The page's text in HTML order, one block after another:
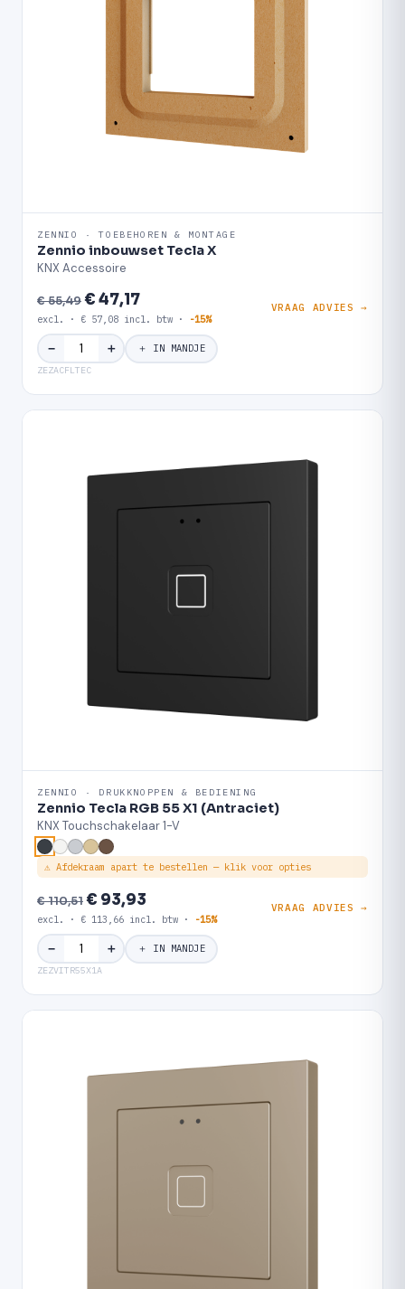
ZENNIO · TOEBEHOREN & MONTAGE
Zennio inbouwset Tecla X
KNX Accessoire
€ 55,49€ 47,17
excl. · € 57,08 incl. btw · -15%
VRAAG ADVIES →
− ＋ ＋ IN MANDJE
ZEZACFLTEC
ZENNIO · DRUKKNOPPEN & BEDIENING
Zennio Tecla RGB 55 X1 (Antraciet)
KNX Touchschakelaar 1-V
⚠ Afdekraam apart te bestellen — klik voor opties
€ 110,51€ 93,93
excl. · € 113,66 incl. btw · -15%
VRAAG ADVIES →
− ＋ ＋ IN MANDJE
ZEZVITR55X1A